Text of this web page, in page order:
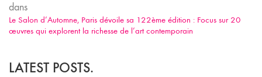
dans
Le Salon d’Automne, Paris dévoile sa 122ème édition : Focus sur 20
œuvres qui explorent la richesse de l’art contemporain
LATEST POSTS.